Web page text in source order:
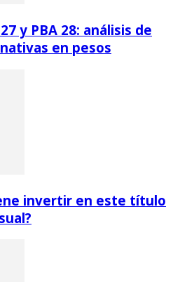
y PBA 28: análisis de
en pesos
invertir en este título